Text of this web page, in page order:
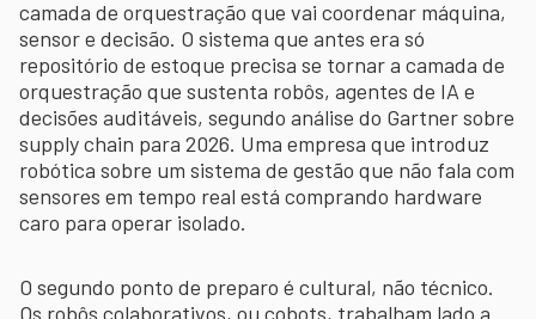
camada de orquestração que vai coordenar máquina,
sensor e decisão. O sistema que antes era só
repositório de estoque precisa se tornar a camada de
orquestração que sustenta robôs, agentes de IA e
decisões auditáveis, segundo análise do Gartner sobre
supply chain para 2026. Uma empresa que introduz
robótica sobre um sistema de gestão que não fala com
sensores em tempo real está comprando hardware
caro para operar isolado.
O segundo ponto de preparo é cultural, não técnico.
Os robôs colaborativos, ou cobots, trabalham lado a